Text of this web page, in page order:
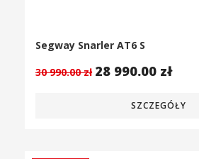
Segway Snarler AT6 S
30 990.00zł 28 990.00 zł
SZCZEGÓŁY